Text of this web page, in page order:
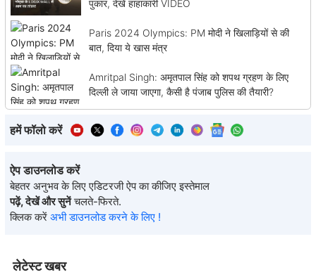
लेटेस्ट खबर
पुकार, देखें हाहाकारी VIDEO
Paris 2024 Olympics: PM मोदी ने खिलाड़ियों से की
बात, दिया ये खास मंत्र
Amritpal Singh: अमृतपाल सिंह को शपथ ग्रहण के लिए
दिल्ली ले जाया जाएगा, कैसी है पंजाब पुलिस की तैयारी?
हमें फॉलो करें
ऐप डाउनलोड करें
बेहतर अनुभव के लिए एडिटरजी ऐप का कीजिए इस्तेमाल
पढ़ें, देखें और सुनें चलते-फिरते.
क्लिक करें अभी डाउनलोड करने के लिए !